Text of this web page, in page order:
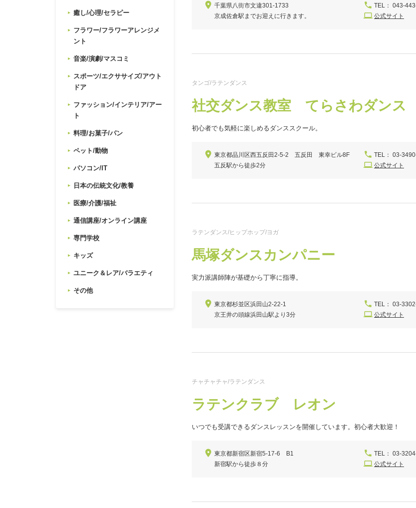
癒し/心理/セラピー
フラワー/フラワーアレンジメ
ント
音楽/演劇/マスコミ
スポーツ/エクササイズ/アウト
ドア
ファッション/インテリア/アー
ト
料理/お菓子/パン
ペット/動物
パソコン/IT
日本の伝統文化/教養
医療/介護/福祉
通信講座/オンライン講座
専門学校
キッズ
ユニーク＆レア/バラエティ
その他
千葉県八街市文違301-1733
京成佐倉駅までお迎えに行きます。
TEL： 043-
公式サイト
タンゴ/ラテンダンス
社交ダンス教室 てらさわダンス
初心者でも気軽に楽しめるダンススクール。
東京都品川区西五反田2-5-2 五反田 東幸ビル8F
五反駅から徒歩2分
TEL： 03-
公式サイト
ラテンダンス/ヒップホップ/ヨガ
馬塚ダンスカンパニー
実力派講師陣が基礎から丁寧に指導。
東京都杉並区浜田山2-22-1
京王井の頭線浜田山駅より3分
TEL： 03-
公式サイト
チャチャチャ/ラテンダンス
ラテンクラブ レオン
いつでも受講できるダンスレッスンを開催しています。初心者大歓迎！
東京都新宿区新宿5-17-6 B1
新宿駅から徒歩８分
TEL： 03-
公式サイト